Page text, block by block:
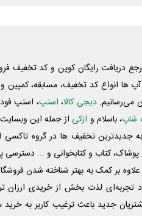
دریافت رایگان کوپن و کد تخفیف
ها انواع کد تخفیف، مسابقه، کمپین
می‌رسانیم. دیجی کالا، اسنپ، اسنپ
شاپ، باسلام و ازکی از جمله این
تخفیف ها در گروه تاکسی
کتاب و کتابخوانی و ... دسترسی
علاوه بر کمک به بهتر شناخته شدن
تجربه‌ای لذت بخش از خریدی
جدید باعث ترغیب کاربر به